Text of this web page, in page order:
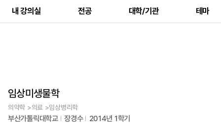
내 강의실 전공 대학/기관 테마
임상미생물학
의약학 >의료 >임상병리학
부산가톨릭대학교 장경수 2014년 1학기